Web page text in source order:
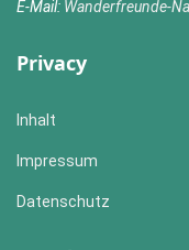
E-Mail: Wanderfreunde-
Privacy
Inhalt
Impressum
Datenschutz